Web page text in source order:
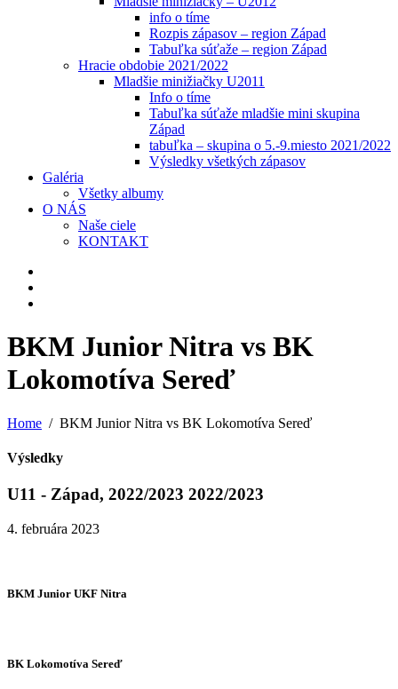
info o tíme
Rozpis zápasov – region Západ
Tabuľka súťaže – region Západ
Hracie obdobie 2021/2022
Mladšie minižiačky U2011
Info o tíme
Tabuľka súťaže mladšie mini skupina
Západ
tabuľka – skupina o 5.-9.miesto 2021/2022
Výsledky všetkých zápasov
Galéria
Všetky albumy
O NÁS
Naše ciele
KONTAKT
BKM Junior Nitra vs BK
Lokomotíva Sereď
Home BKM Junior Nitra vs BK Lokomotíva Sereď
Výsledky
U11 - Západ, 2022/2023 2022/2023
4. februára 2023
BKM Junior UKF Nitra
BK Lokomotíva Sereď